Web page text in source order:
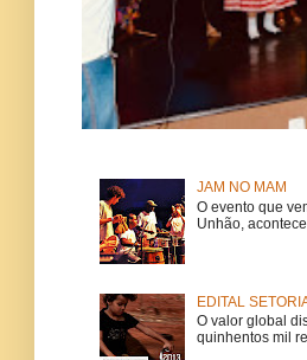
JAM NO MAM
O evento que
Unhão,
EDITAL
O valor global
quinhentos mil